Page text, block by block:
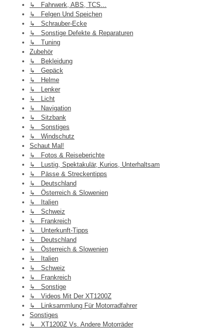
↳ Fahrwerk, ABS, TCS...
↳ Felgen Und Speichen
↳ Schrauber-Ecke
↳ Sonstige Defekte & Reparaturen
↳ Tuning
Zubehör
↳ Bekleidung
↳ Gepäck
↳ Helme
↳ Lenker
↳ Licht
↳ Navigation
↳ Sitzbank
↳ Sonstiges
↳ Windschutz
Schaut Mal!
↳ Fotos & Reiseberichte
↳ Lustig, Spektakulär, Kurios, Unterhaltsam
↳ Pässe & Streckentipps
↳ Deutschland
↳ Österreich & Slowenien
↳ Italien
↳ Schweiz
↳ Frankreich
↳ Unterkunft-Tipps
↳ Deutschland
↳ Österreich & Slowenien
↳ Italien
↳ Schweiz
↳ Frankreich
↳ Sonstige
↳ Videos Mit Der XT1200Z
↳ Linksammlung Für Motorradfahrer
Sonstiges
↳ XT1200Z Vs. Andere Motorräder